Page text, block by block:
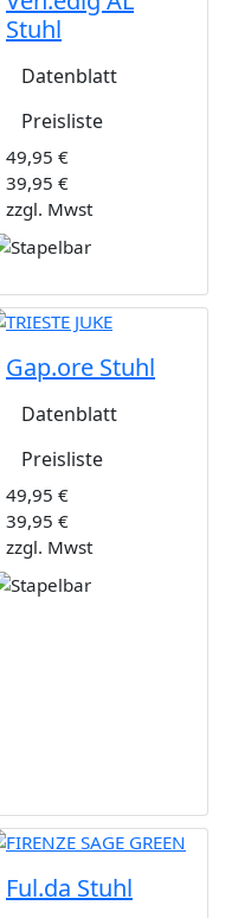
Stuhl
Datenblatt
Preisliste
49,95 €
39,95 €
zzgl. Mwst
Gap.ore Stuhl
Datenblatt
Preisliste
49,95 €
39,95 €
zzgl. Mwst
Ful.da Stuhl